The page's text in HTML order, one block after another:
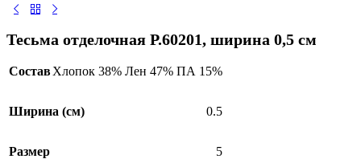
Тесьма отделочная Р.60201, ширина 0,5 см
СоставХлопок 38% Лен 47% ПА 15%
Ширина (см) 0.5
Размер 5